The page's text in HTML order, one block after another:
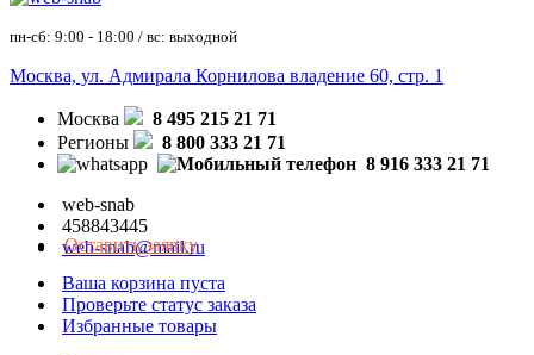
пн-сб: 9:00 - 18:00 / вс: выходной
Москва, ул. Адмирала Корнилова владение 60, стр. 1
Москва
8 495 215 21 71
Регионы
8 800 333 21 71
8 916 333 21 71
web-snab
458843445
web-snab@mail.ru
Оставить заявку
Ваша корзина пуста
Проверьте статус заказа
Избранные товары